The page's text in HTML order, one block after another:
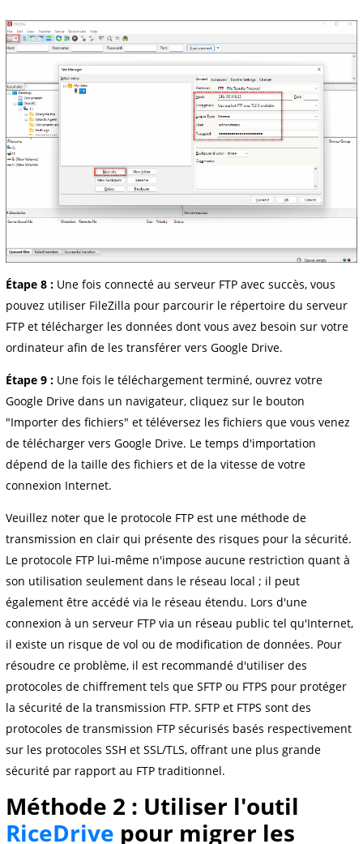
Étape 8 : Une fois connecté au serveur FTP avec succès, vous
pouvez utiliser FileZilla pour parcourir le répertoire du serveur
FTP et télécharger les données dont vous avez besoin sur votre
ordinateur afin de les transférer vers Google Drive.
Étape 9 : Une fois le téléchargement terminé, ouvrez votre
Google Drive dans un navigateur, cliquez sur le bouton
"Importer des fichiers" et téléversez les fichiers que vous venez
de télécharger vers Google Drive. Le temps d'importation
dépend de la taille des fichiers et de la vitesse de votre
connexion Internet.
Veuillez noter que le protocole FTP est une méthode de
transmission en clair qui présente des risques pour la sécurité.
Le protocole FTP lui-même n'impose aucune restriction quant à
son utilisation seulement dans le réseau local ; il peut
également être accédé via le réseau étendu. Lors d'une
connexion à un serveur FTP via un réseau public tel qu'Internet,
il existe un risque de vol ou de modification de données. Pour
résoudre ce problème, il est recommandé d'utiliser des
protocoles de chiffrement tels que SFTP ou FTPS pour protéger
la sécurité de la transmission FTP. SFTP et FTPS sont des
protocoles de transmission FTP sécurisés basés respectivement
sur les protocoles SSH et SSL/TLS, offrant une plus grande
sécurité par rapport au FTP traditionnel.
Méthode 2 : Utiliser l'outil
RiceDrive pour migrer les